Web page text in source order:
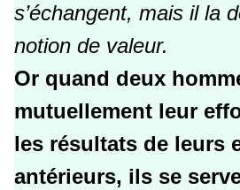
s’échangent, mais il la
notion de valeur.
Or quand deux
mutuellement leur
les résultats de leurs
antérieurs, ils se